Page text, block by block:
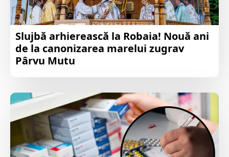
Slujbă arhierească la Robaia! Nouă ani
de la canonizarea marelui zugrav
Pârvu Mutu